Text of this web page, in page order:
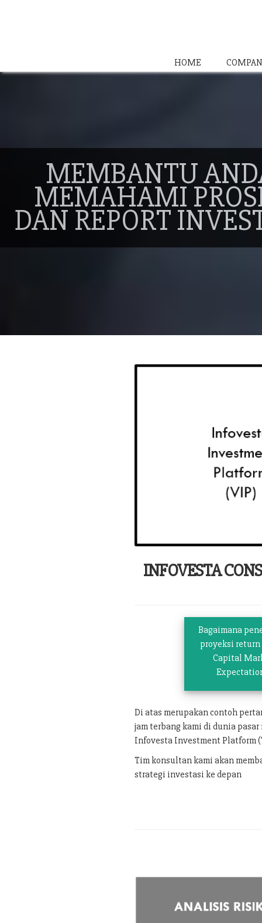
HOME
MEMBANTU
MEMAHAMI
DAN REPORT
INFOVESTA
Bagaimana
proyeksi return
Capital
Di atas merupakan contoh
jam terbang kami di dunia
Infovesta Investment Platform
Tim konsultan kami akan
strategi investasi ke depan